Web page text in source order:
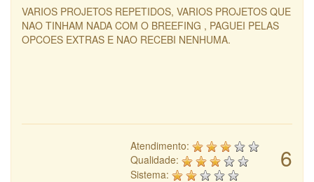
VARIOS PROJETOS REPETIDOS, VARIOS PROJETOS QUE
NAO TINHAM NADA COM O BREEFING , PAGUEI PELAS
OPCOES EXTRAS E NAO RECEBI NENHUMA.
6
Atendimento:
Qualidade:
Sistema: